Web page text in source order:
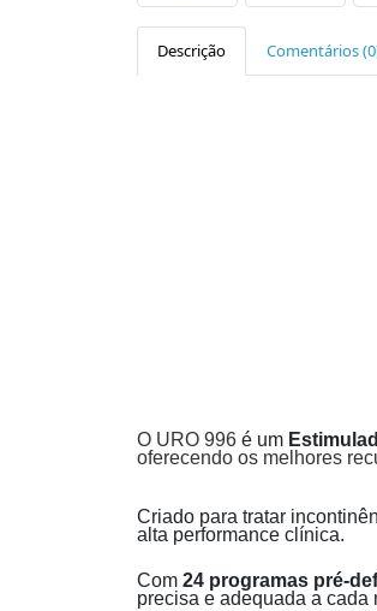
Descrição Comentários
O URO 996 é um
oferecendo os melhores
Criado para tratar
alta performance clínica.
Com 24 programas pré-
precisa e adequada a cada